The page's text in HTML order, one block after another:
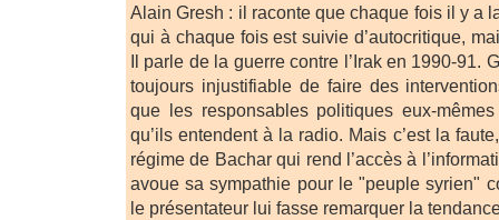
Alain Gresh : il raconte que chaque fois il y a
qui à chaque fois est suivie d’autocritique,
Il parle de la guerre contre l’Irak en 1990-91.
toujours injustifiable de faire des
que les responsables politiques eux-
qu’ils entendent à la radio. Mais c’est la
régime de Bachar qui rend l’accès à
avoue sa sympathie pour le "peuple syrien"
le présentateur lui fasse remarquer la